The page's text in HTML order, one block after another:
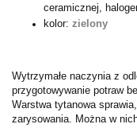
ceramicznej,
kolor: zielony
Wytrzymałe naczynia z
przygotowywanie potraw
Warstwa tytanowa
zarysowania. Można w